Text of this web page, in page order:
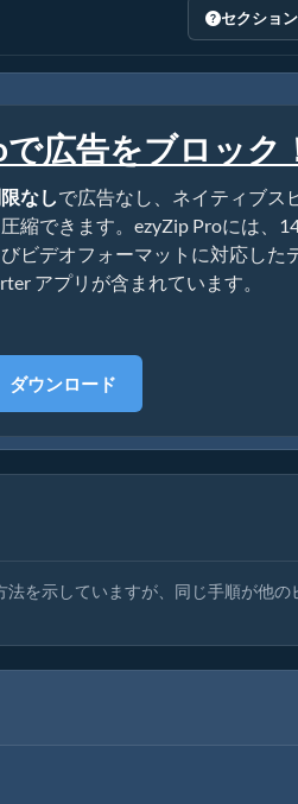
セクショ
広告をブロック
なしで広告なし、ネイティブス
縮できます。ezyZip Proには、
ビデオフォーマットに対応した
アプリが含まれています。
ダウンロード
を示していますが、同じ手順が他の